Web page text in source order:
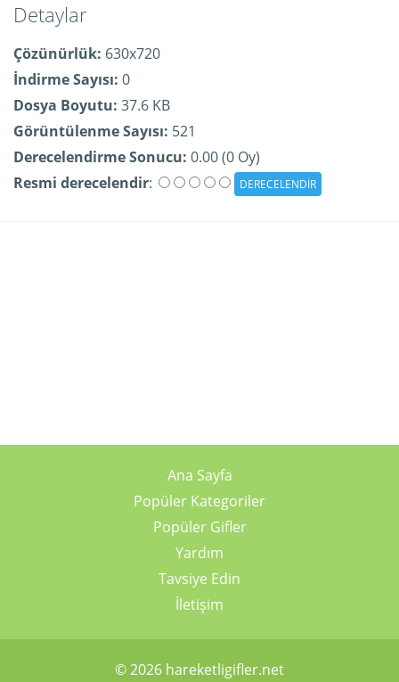
Detaylar
Çözünürlük: 630x720
İndirme Sayısı: 0
Dosya Boyutu: 37.6 KB
Görüntülenme Sayısı: 521
Derecelendirme Sonucu: 0.00 (0 Oy)
Resmi derecelendir:
Ana Sayfa
Popüler Kategoriler
Popüler Gifler
Yardım
Tavsiye Edin
İletişim
© 2026 hareketligifler.net